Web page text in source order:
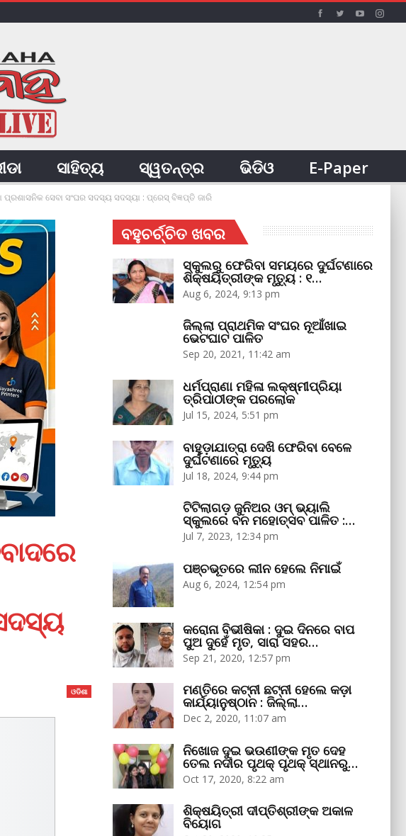
ସାହିତ୍ୟ ସ୍ୱତନ୍ତ୍ର ଭିଡିଓ E-Paper
ସେବା ସଂଘର ସଦସ୍ୟ ସଦସ୍ୟା : ପ୍ରେସ୍‌ ବିଜ୍ଞପ୍ତି ଜାରି
ଓଡିଶା
ବହୁଚର୍ଚ୍ଚିତ ଖବର
ସ୍କୁଲରୁ ଫେରିବା ସମୟରେ ଦୁର୍ଘଟଣାରେ
ଶିକ୍ଷୟିତ୍ରୀଙ୍କ ମୃତ୍ୟୁ : ୧…
Aug 6, 2024, 9:13 pm
ଜିଲ୍ଲା ପ୍ରାଥମିକ ସଂଘର ନୂଆଁଖାଇ
ଭେଟଘାଟ ପାଳିତ
Sep 20, 2021, 11:42 am
ଧର୍ମପ୍ରାଣା ମହିଳା ଲକ୍ଷ୍ମୀପ୍ରିୟା
ତ୍ରିପାଠୀଙ୍କ ପରଲୋକ
Jul 15, 2024, 5:51 pm
ବାହୁଡ଼ାଯାତ୍ରା ଦେଖି ଫେରିବା ବେଳେ
ଦୁର୍ଘଟଣାରେ ମୃତ୍ୟୁ
Jul 18, 2024, 9:44 pm
ଟିଟିଲାଗଡ଼ ଜୁନିଅର ଓମ୍‌ ଭ୍ୟାଲି
ସ୍କୁଲରେ ବନ ମହୋତ୍ସବ ପାଳିତ :…
Jul 7, 2023, 12:34 pm
ପଞ୍ଚଭୂତରେ ଲୀନ ହେଲେ ନିମାଇଁ
Aug 6, 2024, 12:54 pm
କରୋନା ବିଭୀଷିକା : ଦୁଇ ଦିନରେ ବାପ
ପୁଅ ଦୁହେଁ ମୃତ, ସାରା ସହର…
Sep 21, 2020, 12:57 pm
ମଣ୍ତିରେ କଟ୍‌ନୀ ଛଟ୍‌ନୀ ହେଲେ କଡ଼ା
କାର୍ଯ୍ୟାନୁଷ୍ଠାନ : ଜିଲ୍ଲା…
Dec 2, 2020, 11:07 am
ନିଖୋଜ ଦୁଇ ଭଉଣୀଙ୍କ ମୃତ ଦେହ
ତେଲ ନଦୀର ପୃଥକ୍‌ ପୃଥକ୍‌ ସ୍ଥାନରୁ…
Oct 17, 2020, 8:22 am
ଶିକ୍ଷୟିତ୍ରୀ ଦୀପ୍ତିଶ୍ରୀଙ୍କ ଅକାଳ
ବିୟୋଗ